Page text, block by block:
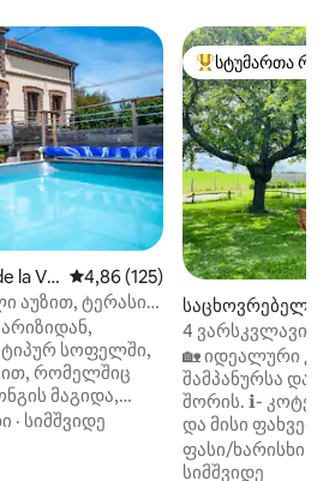
la Va
საშუალო შეფასებაა 5‑დან
4,86 (125)
აუზით, ტერასით
სოფელში,
რომელშიც
მაგიდა,
მყუდრო
· სიმშვიდე
სტუმართა
სტუმართა
საცხოვრებელი
don)
4
MT
🏡 იდეალური
შამპანურსა და
შორის. ℹ️- კოტეჯის გარშემო: 🏡- ტროი
და მისი
და ღვინის
და შამპანის
ფასი/ხარისხი
სიმშვიდე